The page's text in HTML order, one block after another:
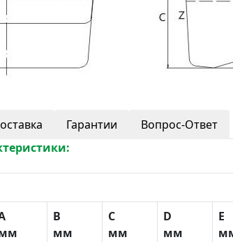
Гарантии
Вопрос-Ответ
B
мм
С
мм
D
мм
E